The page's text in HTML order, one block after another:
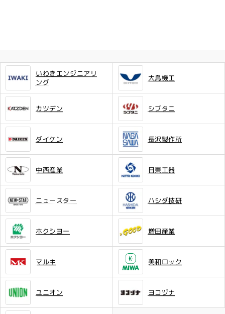
いわきエンジニアリ
ング
大鳥機工
カツデン シブタニ
ダイケン 長沢製作所
中西産業 日東工器
ニュースター ハシダ技研
ホクシヨー 増田産業
マルキ 美和ロック
ユニオン ヨコヅナ